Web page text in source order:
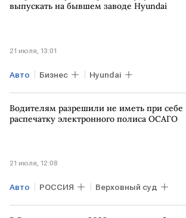
выпускать на бывшем заводе Hyundai
21 июля, 13:01
Авто Бизнес Hyundai
Водителям разрешили не иметь при себе
распечатку электронного полиса ОСАГО
21 июля, 12:08
Авто РОССИЯ Верховный суд
ОСАГО Общество